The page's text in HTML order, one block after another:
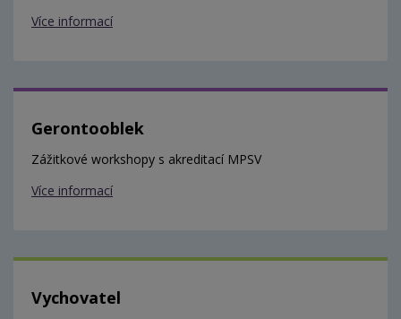
Více informací
Gerontooblek
Zážitkové workshopy s akreditací MPSV
Více informací
Vychovatel